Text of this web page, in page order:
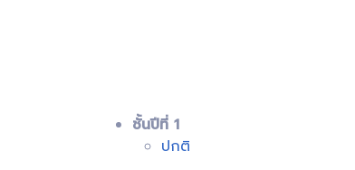
ชั้นปีที่ 1
ปกติ